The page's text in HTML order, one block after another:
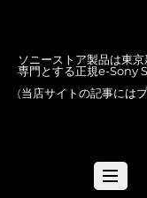
ソニーストア製品は東
専門とする正規e-Sony
(当店サイトの記事には